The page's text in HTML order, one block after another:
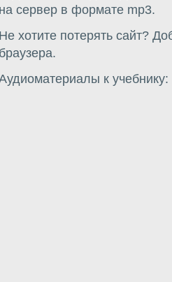
на сервер в формате mp3.
Не хотите потерять сайт?
браузера.
к учебнику: